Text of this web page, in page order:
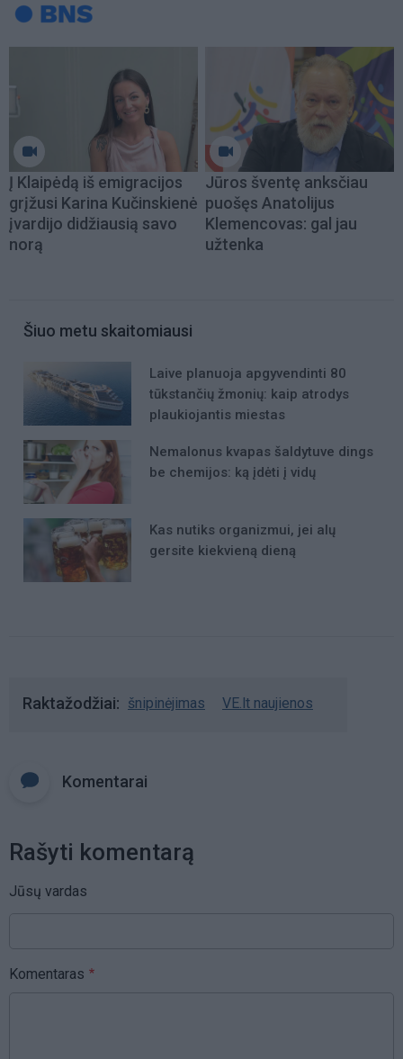
Į Klaipėdą iš emigracijos
grįžusi Karina Kučinskienė
įvardijo didžiausią savo
norą
Jūros šventę anksčiau
puošęs Anatolijus
Klemencovas: gal jau
užtenka
Šiuo metu skaitomiausi
Laive planuoja apgyvendinti 80
tūkstančių žmonių: kaip atrodys
plaukiojantis miestas
Nemalonus kvapas šaldytuve dings
be chemijos: ką įdėti į vidų
Kas nutiks organizmui, jei alų
gersite kiekvieną dieną
Raktažodžiai šnipinėjimas VE.lt naujienos
Komentarai
Rašyti komentarą
Jūsų vardas
Komentaras